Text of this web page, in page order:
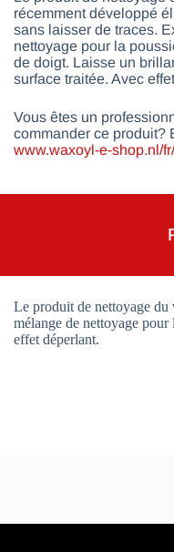
récemment développé
sans laisser de traces.
nettoyage pour la
de doigt. Laisse un
surface traitée. Avec
Vous êtes un
commander ce produit?
www.waxoyl-e-shop.nl/fr/
Le produit de nettoyage du
mélange de nettoyage
effet déperlant.